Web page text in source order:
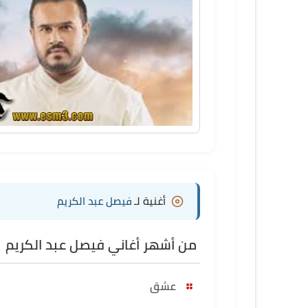
أغنية لـ فيصل عبد الكريم
من أشهر أغاني فيصل عبد الكريم
عشق